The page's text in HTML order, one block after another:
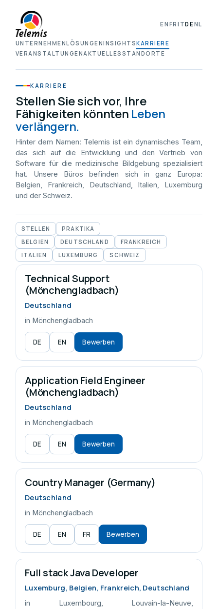
UNTERNEHMENLÖSUNGENINSIGHTSKARRIERE
VERANSTALTUNGENAKTUELLES STANDORTE
ENFRITDENL
KARRIERE
Stellen Sie sich vor, Ihre
Fähigkeiten könnten Leben
verlängern.
Hinter dem Namen: Telemis ist ein dynamisches Team,
das sich auf die Entwicklung und den Vertrieb von
Software für die medizinische Bildgebung spezialisiert
hat. Unsere Büros befinden sich in ganz Europa:
Belgien, Frankreich, Deutschland, Italien, Luxemburg
und der Schweiz.
STELLEN
PRAKTIKA
BELGIEN
DEUTSCHLAND
FRANKREICH
ITALIEN
LUXEMBURG SCHWEIZ
Technical Support
(Mönchengladbach)
Deutschland
in Mönchengladbach
DE EN Bewerben
Application Field Engineer
(Mönchengladbach)
Deutschland
in Mönchengladbach
DE EN Bewerben
Country Manager (Germany)
Deutschland
in Mönchengladbach
DE EN FR Bewerben
Full stack Java Developer
Luxemburg, Belgien, Frankreich, Deutschland
in Luxembourg, Louvain-la-Neuve,